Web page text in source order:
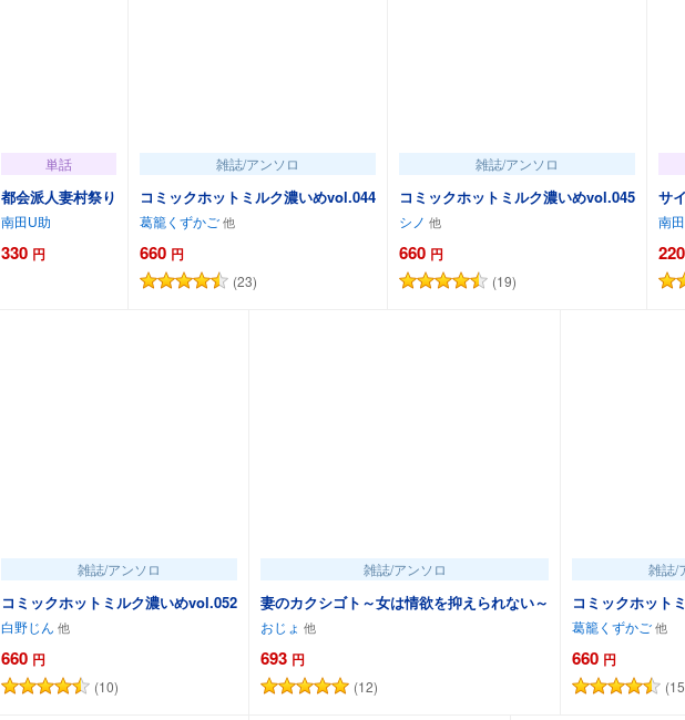
単話
都会派人妻村祭り
南田U助
330 円
雑誌/アンソロ
コミックホットミルク濃いめvol.044
葛籠くずかご
660 円
(23)
カートに追加
雑誌/アンソロ
コミックホットミルク濃いめvol.045
シノ
660 円
(19)
カートに追加
サ
南
220
雑誌/アンソロ
コミックホットミルク濃いめvol.052
白野じん
660 円
(10)
カートに追加
雑誌/アンソロ
妻のカクシゴト～女は情欲を抑えられない～
おじょ
693 円
(12)カートに追加
雑誌/
コミックホット
葛籠くずかご
660 円
カー